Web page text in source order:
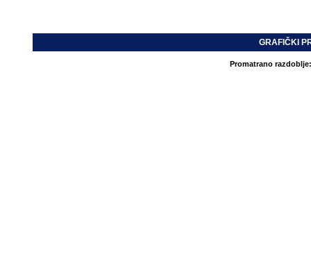
GRAFIČKI
Promatrano